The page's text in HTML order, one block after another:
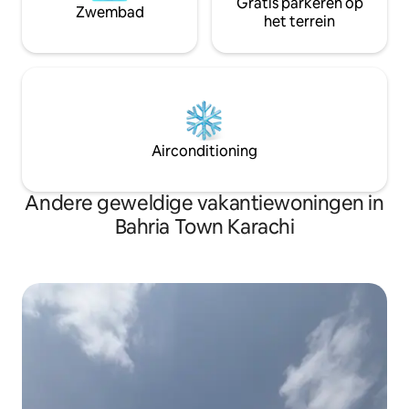
Zwembad
het terrein
Airconditioning
Andere geweldige vakantiewoningen in
Bahria Town Karachi